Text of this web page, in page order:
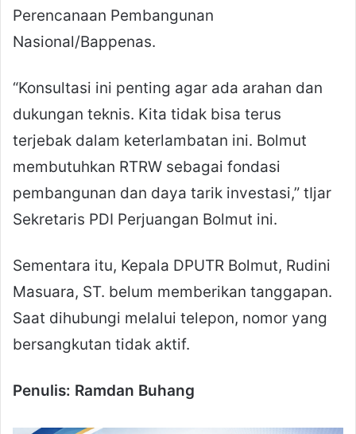
Perencanaan Pembangunan
Nasional/Bappenas.
“Konsultasi ini penting agar ada arahan dan
dukungan teknis. Kita tidak bisa terus
terjebak dalam keterlambatan ini. Bolmut
membutuhkan RTRW sebagai fondasi
pembangunan dan daya tarik investasi,” tIjar
Sekretaris PDI Perjuangan Bolmut ini.
Sementara itu, Kepala DPUTR Bolmut, Rudini
Masuara, ST. belum memberikan tanggapan.
Saat dihubungi melalui telepon, nomor yang
bersangkutan tidak aktif.
Penulis: Ramdan Buhang